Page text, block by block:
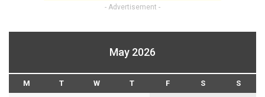
- Advertisement -
May 2026
M T W T F S S